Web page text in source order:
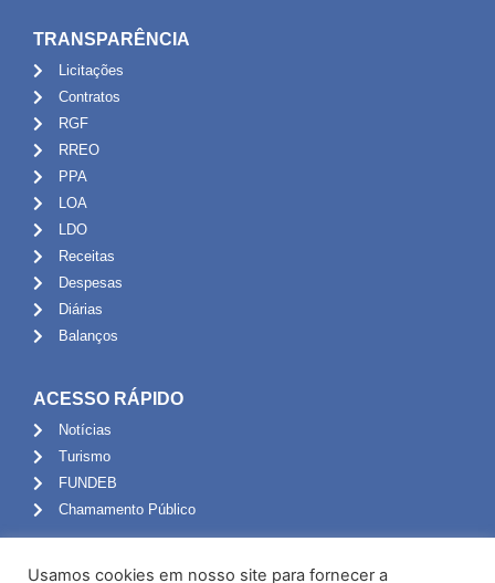
TRANSPARÊNCIA
Licitações
Contratos
RGF
RREO
PPA
LOA
LDO
Receitas
Despesas
Diárias
Balanços
ACESSO RÁPIDO
Notícias
Turismo
FUNDEB
Chamamento Público
Usamos cookies em nosso site para fornecer a